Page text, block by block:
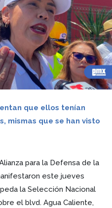
que ellos tenían
mismas que se han visto
para la Defensa de la
este jueves
la Selección Nacional
el blvd. Agua Caliente,